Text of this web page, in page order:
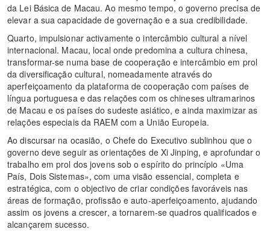
da Lei Básica de Macau. Ao mesmo tempo, o governo precisa de
elevar a sua capacidade de governação e a sua credibilidade.
Quarto, impulsionar activamente o intercâmbio cultural a nível
internacional. Macau, local onde predomina a cultura chinesa,
transformar-se numa base de cooperação e intercâmbio em prol
da diversificação cultural, nomeadamente através do
aperfeiçoamento da plataforma de cooperação com países de
língua portuguesa e das relações com os chineses ultramarinos
de Macau e os países do sudeste asiático, e ainda maximizar as
relações especiais da RAEM com a União Europeia.
Ao discursar na ocasião, o Chefe do Executivo sublinhou que o
governo deve seguir as orientações de Xi Jinping, e aprofundar o
trabalho em prol dos jovens sob o espírito do princípio «Uma
País, Dois Sistemas», com uma visão essencial, completa e
estratégica, com o objectivo de criar condições favoráveis nas
áreas de formação, profissão e auto-aperfeiçoamento, ajudando
assim os jovens a crescer, a tornarem-se quadros qualificados e
alcançarem sucesso.